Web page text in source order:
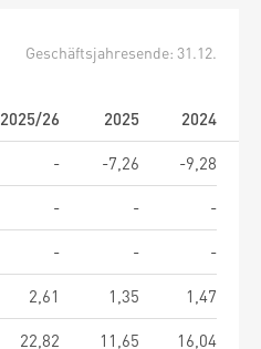
Geschäftsjahresende: 31.12.
2025/26 2025
2024
- -7,26
-9,28
- -
-
- -
-
2,61 1,35
1,47
22,82 11,65 16,04